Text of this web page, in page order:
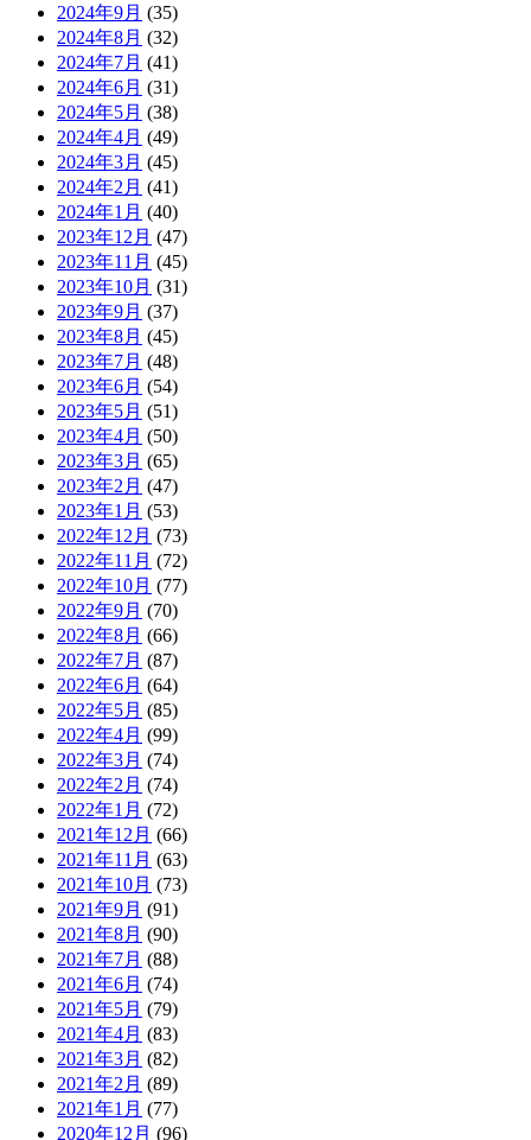
2024年9月 (35)
2024年8月 (32)
2024年7月 (41)
2024年6月 (31)
2024年5月 (38)
2024年4月 (49)
2024年3月 (45)
2024年2月 (41)
2024年1月 (40)
2023年12月 (47)
2023年11月 (45)
2023年10月 (31)
2023年9月 (37)
2023年8月 (45)
2023年7月 (48)
2023年6月 (54)
2023年5月 (51)
2023年4月 (50)
2023年3月 (65)
2023年2月 (47)
2023年1月 (53)
2022年12月 (73)
2022年11月 (72)
2022年10月 (77)
2022年9月 (70)
2022年8月 (66)
2022年7月 (87)
2022年6月 (64)
2022年5月 (85)
2022年4月 (99)
2022年3月 (74)
2022年2月 (74)
2022年1月 (72)
2021年12月 (66)
2021年11月 (63)
2021年10月 (73)
2021年9月 (91)
2021年8月 (90)
2021年7月 (88)
2021年6月 (74)
2021年5月 (79)
2021年4月 (83)
2021年3月 (82)
2021年2月 (89)
2021年1月 (77)
2020年12月 (96)